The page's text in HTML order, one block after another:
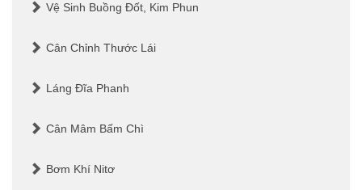
Vệ Sinh Buồng Đốt, Kim Phun
Cân Chỉnh Thước Lái
Láng Đĩa Phanh
Cân Mâm Bấm Chì
Bơm Khí Nitơ